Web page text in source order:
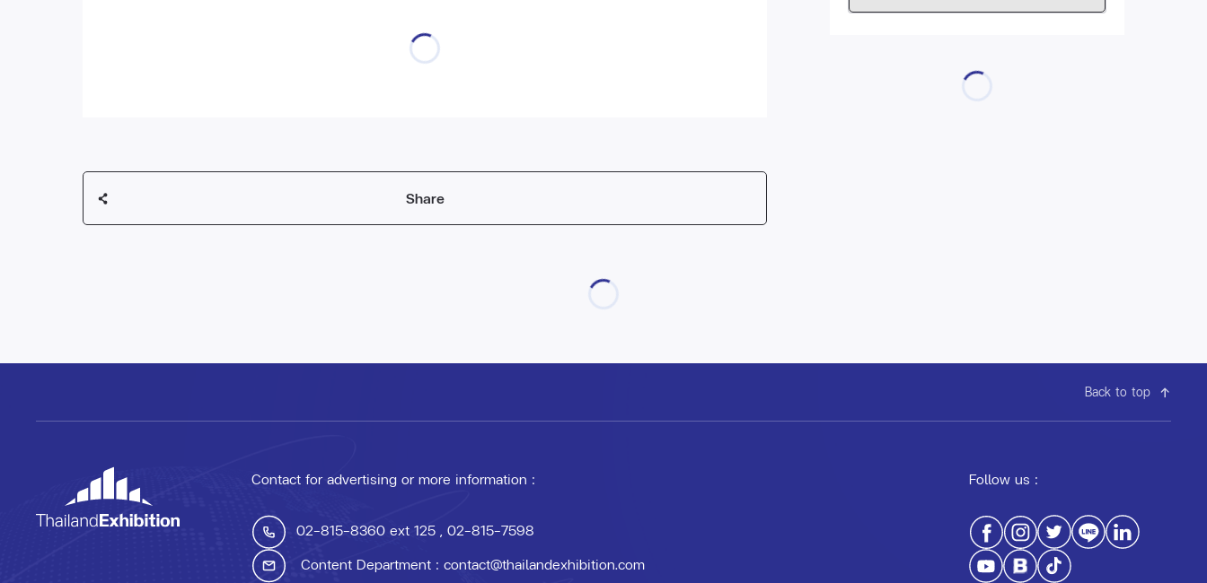
Share
Back to top
Contact for advertising or more information :
02-815-8360 ext 125 , 02-815-7598
Content Department : contact@thailandexhibition.com
Follow us :